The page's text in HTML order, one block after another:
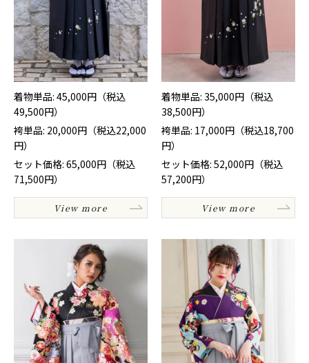
着物単品: 45,000円（税込
49,500円）
袴単品: 20,000円（税込22,000
円）
セット価格: 65,000円（税込
71,500円）
View more
着物単品: 35,000円（税込
38,500円）
袴単品: 17,000円（税込18,700
円）
セット価格: 52,000円（税込
57,200円）
View more